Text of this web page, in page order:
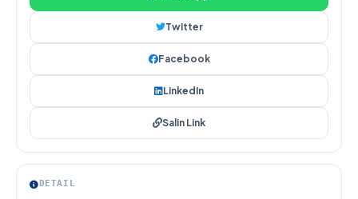
Twitter
Facebook
LinkedIn
Salin Link
DETAIL